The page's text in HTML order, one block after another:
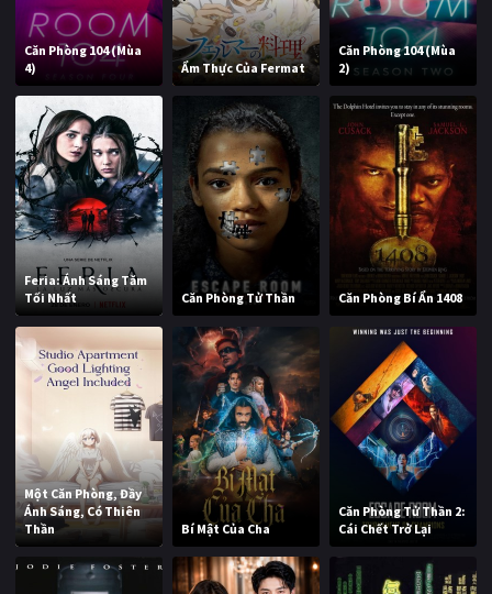
Căn Phòng 104 (Mùa
4)
Ẩm Thực Của Fermat
Căn Phòng 104 (Mùa
2)
Feria: Ánh Sáng Tăm
Tối Nhất
Căn Phòng Tử Thần Căn Phòng Bí Ẩn 1408
Một Căn Phòng, Đầy
Ánh Sáng, Có Thiên
Thần
Bí Mật Của Cha
Căn Phòng Tử Thần 2:
Cái Chết Trở Lại